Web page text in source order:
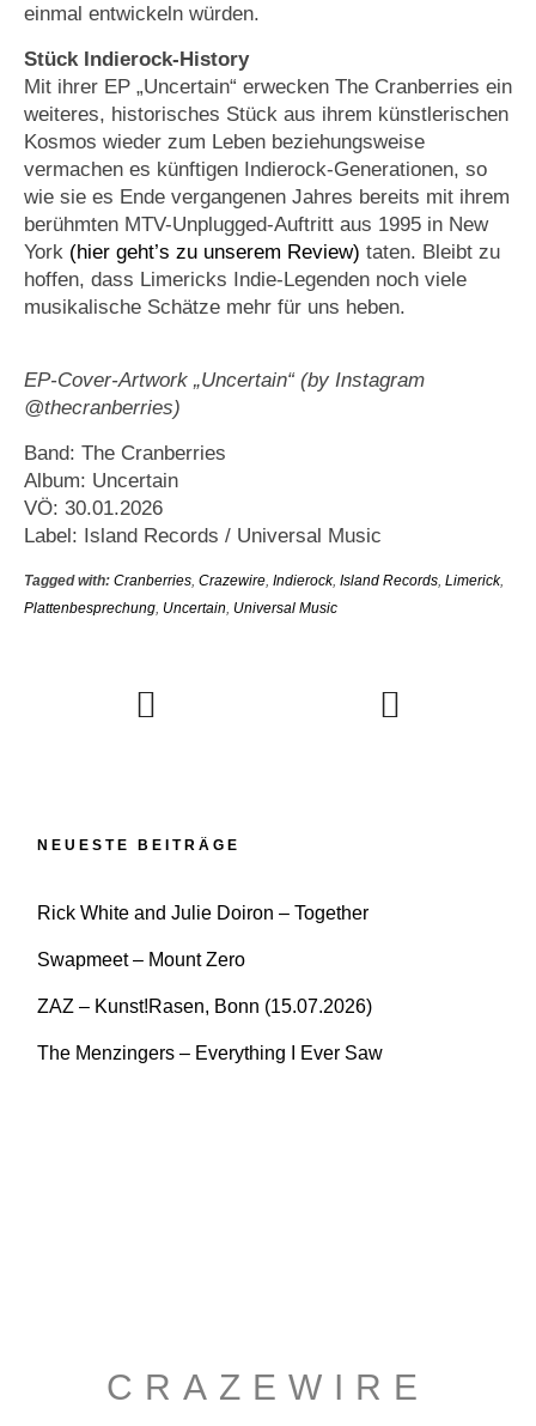
einmal entwickeln würden.
Stück Indierock-History
Mit ihrer EP „Uncertain“ erwecken The Cranberries ein
weiteres, historisches Stück aus ihrem künstlerischen
Kosmos wieder zum Leben beziehungsweise
vermachen es künftigen Indierock-Generationen, so
wie sie es Ende vergangenen Jahres bereits mit ihrem
berühmten MTV-Unplugged-Auftritt aus 1995 in New
York (hier geht’s zu unserem Review) taten. Bleibt zu
hoffen, dass Limericks Indie-Legenden noch viele
musikalische Schätze mehr für uns heben.
EP-Cover-Artwork „Uncertain“ (by Instagram
@thecranberries)
Band: The Cranberries
Album: Uncertain
VÖ: 30.01.2026
Label: Island Records / Universal Music
Tagged with: Cranberries, Crazewire, Indierock, Island Records, Limerick,
Plattenbesprechung, Uncertain, Universal Music
NEUESTE BEITRÄGE
Rick White and Julie Doiron – Together
Swapmeet – Mount Zero
ZAZ – Kunst!Rasen, Bonn (15.07.2026)
The Menzingers – Everything I Ever Saw
CRAZEWIRE